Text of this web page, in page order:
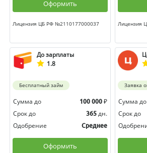
Оформить
Лицензия ЦБ РФ №2110177000037 Лицензия
До зарплаты
1.8
Бесплатный займ
Сумма до 100 000 ₽
Срок до
365 дн.
Одобрение
Среднее
Оформить
Заявка
Сумма до
Срок до